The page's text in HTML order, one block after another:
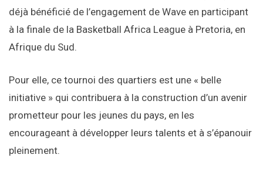
déjà bénéficié de l’engagement de Wave en participant
à la finale de la Basketball Africa League à Pretoria, en
Afrique du Sud.
Pour elle, ce tournoi des quartiers est une « belle
initiative » qui contribuera à la construction d’un avenir
prometteur pour les jeunes du pays, en les
encourageant à développer leurs talents et à s’épanouir
pleinement.